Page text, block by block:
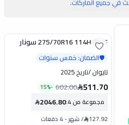
في جميع الماركات.
تخفيض 275/70R16 114H SX-5 سونار
🛡️الضمان: خمس سنوات
تايوان/تاريخ 2025
511.70
602.00
-
15%
مجموعة من 4 :
2046.80
127.92
/شهر-4 دفعات